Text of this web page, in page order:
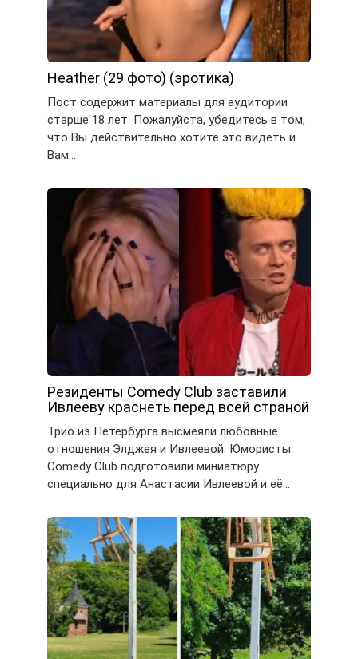
Heather (29 фото) (эротика)
Пост содержит материалы для аудитории
старше 18 лет. Пожалуйста, убедитесь в том,
что Вы действительно хотите это видеть и
Вам…
Резиденты Comedy Club заставили
Ивлееву краснеть перед всей страной
Трио из Петербурга высмеяли любовные
отношения Элджея и Ивлеевой. Юмористы
Comedy Club подготовили миниатюру
специально для Анастасии Ивлеевой и её…